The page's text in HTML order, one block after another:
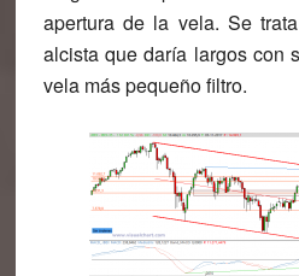
apertura de la vela. Se
alcista que daría largos con
vela más pequeño filtro.